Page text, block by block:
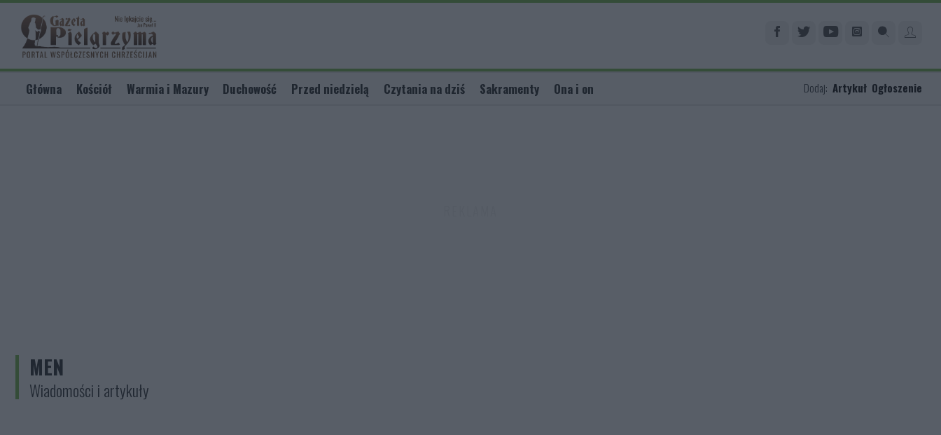
Główna Kościół Warmia i Mazury Duchowość Przed niedzielą Czytania na dziś Sakramenty Ona i on Dodaj: Artykuł Ogłoszenie
MEN
Wiadomości i artykuły